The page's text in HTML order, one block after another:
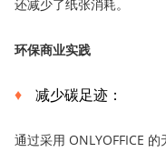
还减少了纸张消耗。
环保商业实践
减少碳足迹：
通过采用 ONLYOFFICE